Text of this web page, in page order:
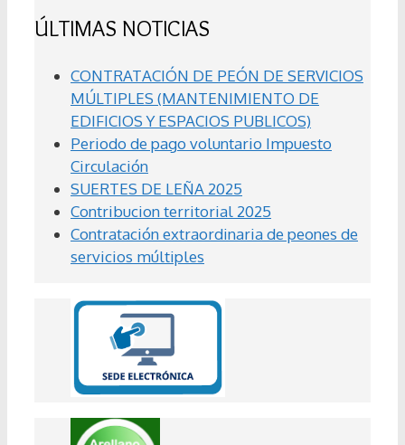
ÚLTIMAS NOTICIAS
CONTRATACIÓN DE PEÓN DE SERVICIOS
MÚLTIPLES (MANTENIMIENTO DE
EDIFICIOS Y ESPACIOS PUBLICOS)
Periodo de pago voluntario Impuesto
Circulación
SUERTES DE LEÑA 2025
Contribucion territorial 2025
Contratación extraordinaria de peones de
servicios múltiples